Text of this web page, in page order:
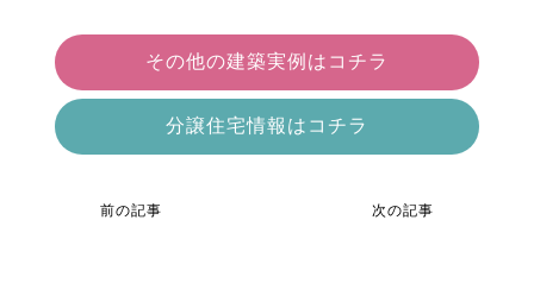
その他の建築実例はコチラ
分譲住宅情報はコチラ
前の記事 次の記事